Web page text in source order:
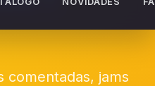
comentadas, jams